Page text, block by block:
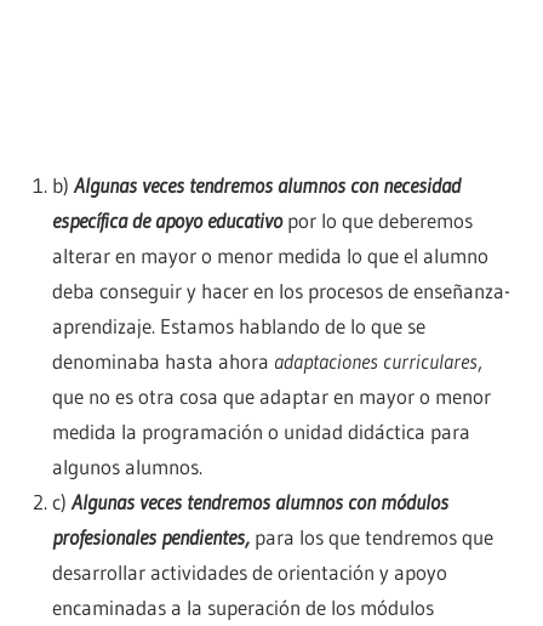
b) Algunas veces tendremos alumnos con necesidad
específica de apoyo educativopor lo que deberemos
alterar en mayor o menor medida lo que el alumno
deba conseguir y hacer en los procesos de enseñanza-
aprendizaje. Estamos hablando de lo que se
denominaba hasta ahora adaptaciones curriculares,
que no es otra cosa que adaptar en mayor o menor
medida la programación o unidad didáctica para
algunos alumnos.
c) Algunas veces tendremos alumnos con módulos
profesionales pendientes, para los que tendremos que
desarrollar actividades de orientación y apoyo
encaminadas a la superación de los módulos